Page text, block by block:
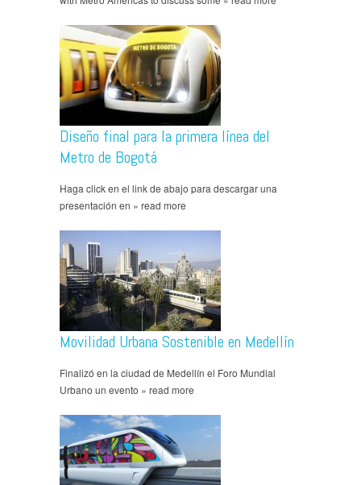
Diseño final para la primera línea del
Metro de Bogotá
Haga click en el link de abajo para descargar una
presentación en » read more
Movilidad Urbana Sostenible en Medellín
Finalizó en la ciudad de Medellín el Foro Mundial
Urbano un evento » read more